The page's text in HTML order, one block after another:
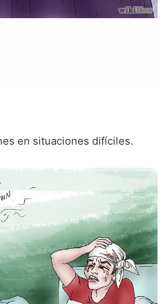
en situaciones difíciles.